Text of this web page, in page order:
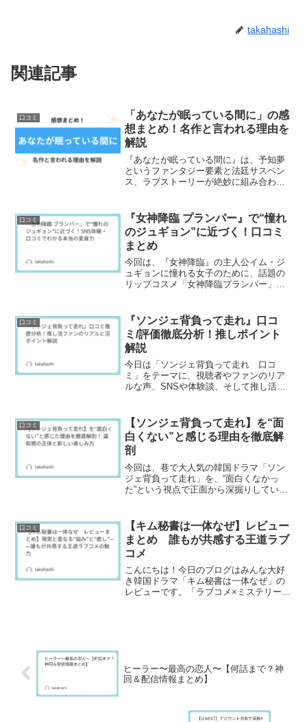
takahashi
関連記事
口コミ
「あなたが眠っている間に」の感
想まとめ！名作と言われる理由を
解説
『あなたが眠っている間に』は、予知夢
というファンタジー要素と法廷サスペン
ス、ラブストーリーが絶妙に組み合わさ
すぎない物語のバランスが良く、「名
作」と言われる理由がよく分かる作品だ
と感じました。
口コミ
『女神降臨 プランパー』で“憧れ
のジュギョン”に近づく！口コミ
まとめ
今回は、『女神降臨』の主人公イム・ジ
ュギョンに憧れる女子のために、話題の
リップコスメ「女神降臨プランパー」を
を参考にできるかを、リアルな声ととも
にまとめました。
口コミ
『ソンジェ背負って走れ』口コ
ミ/評価徹底分析！推しポイント
解説
今日は「ソンジェ背負って走れ 口コ
ミ」をテーマに、視聴者やファンのリア
ルな声、SNSや体験談、そして推し活ド
だけでしょ？」――そんなイメージを根
底から覆してくれたのが、この「ソンジ
ェ背負って走れ」。“推し活”と“人生の肯
定感”が、ストーリーと現実をつなぐ新体
験。あなたもこの沼にどっぷりハマれる
こと、間違いなしです！
口コミ
【ソンジェ背負って走れ】を“面
白くない”と感じる理由を徹底解
剖
今回は、巷で大人気の韓国ドラマ「ソン
ジェ背負って走れ」を、“面白くなかっ
た”という視点で正面から深掘りしていき
と悩む人もきっと多いはず。あなたが感
じた「納得いかない」「共感できない」
を一緒に整理して、他にない視点や新し
い楽しみ方まで紹介していきます。
口コミ
【キム秘書は一体なぜ】レビュー
まとめ 誰もが共感する王道ラブ
コメ
こんにちは！今日のブログはみんな大好
き韓国ドラマ「キム秘書は一体なぜ」の
レビューです。「ラブコメ×ミステリー」
ヒーラー〜最高の恋人〜【何話まで？神
回＆配信情報まとめ】